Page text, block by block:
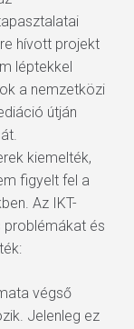
hívott projekt
léptekkel
a nemzetközi
útján
kiemelték,
figyelt fel a
Az IKT-
és
végső
Jelenleg ez